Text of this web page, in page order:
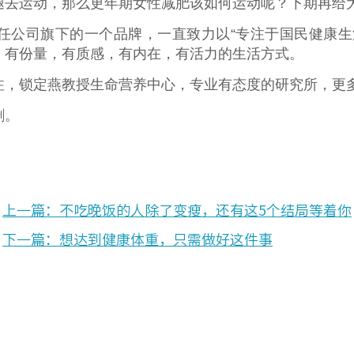
运动，那么更年期女性减肥该如何运动呢？下期再给
公司旗下的一个品牌，一直致力以“专注于国民健康
份量，有质感，有内在，有活力的生活方式。
锁定燕教授生命营养中心，专业有态度的研究所，更
上一篇：不吃晚饭的人除了变瘦，还有这5个结局等着你
下一篇：想达到健康体重，只需做好这件事